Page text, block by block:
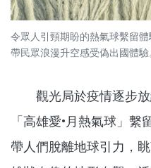
令眾人引頸期盼的熱氣球繫留
帶民眾浪漫升空感受偽出國體
觀光局於疫情逐步放
「高雄愛•月熱氣球」
帶人們脫離地球引力，